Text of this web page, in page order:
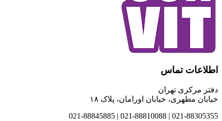
اطلاعات تماس
دفتر مرکزی تهران
خیابان مطهری، خیابان اورامان، پلاک ۱۸
021-88305355 | 021-88810088 | 021-88845885